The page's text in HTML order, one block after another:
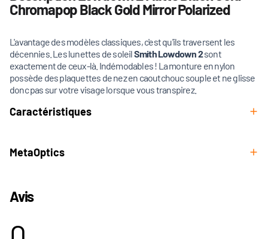
Chromapop Black Gold Mirror Polarized
L'avantage des modèles classiques, c'est qu'ils traversent les
décennies. Les lunettes de soleilSmith Lowdown 2sont
exactement de ceux-là. Indémodables ! La monture en nylon
possède des plaquettes de nez en caoutchouc souple et ne glisse
donc pas sur votre visage lorsque vous transpirez.
Caractéristiques
MetaOptics
Avis